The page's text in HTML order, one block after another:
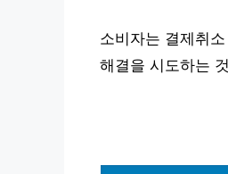
소비자는 결제취
해결을 시도하는